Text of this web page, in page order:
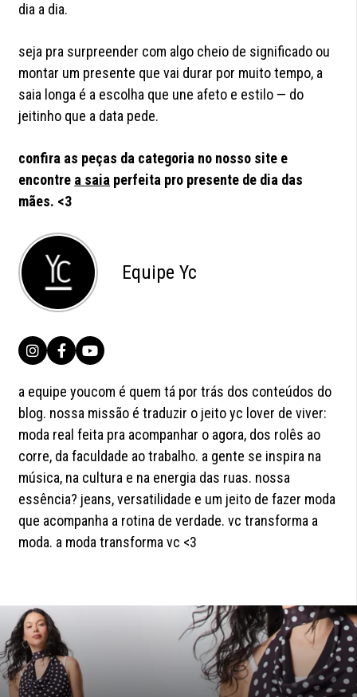
dia a dia.
seja pra surpreender com algo cheio de significado ou
montar um presente que vai durar por muito tempo, a
saia longa é a escolha que une afeto e estilo — do
jeitinho que a data pede.
confira as peças da categoria no nosso site e
encontre a saia perfeita pro presente de dia das
mães. <3
Equipe Yc
a equipe youcom é quem tá por trás dos conteúdos do
blog. nossa missão é traduzir o jeito yc lover de viver:
moda real feita pra acompanhar o agora, dos rolês ao
corre, da faculdade ao trabalho. a gente se inspira na
música, na cultura e na energia das ruas. nossa
essência? jeans, versatilidade e um jeito de fazer moda
que acompanha a rotina de verdade. vc transforma a
moda. a moda transforma vc <3